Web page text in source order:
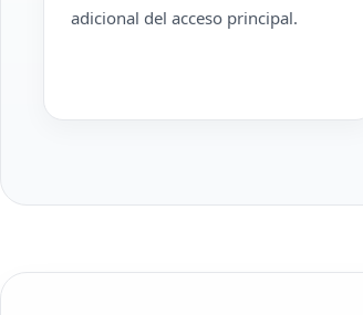
adicional del acceso principal.